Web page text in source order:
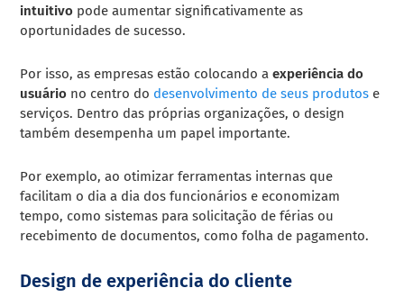
intuitivo pode aumentar significativamente as
oportunidades de sucesso.
Por isso, as empresas estão colocando aexperiência do
usuário no centro do desenvolvimento de seus produtos e
serviços. Dentro das próprias organizações, o design
também desempenha um papel importante.
Por exemplo, ao otimizar ferramentas internas que
facilitam o dia a dia dos funcionários e economizam
tempo, como sistemas para solicitação de férias ou
recebimento de documentos, como folha de pagamento.
Design de experiência do cliente